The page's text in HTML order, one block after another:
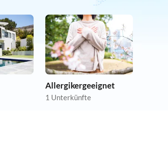
Allergikergeeignet
1 Unterkünfte